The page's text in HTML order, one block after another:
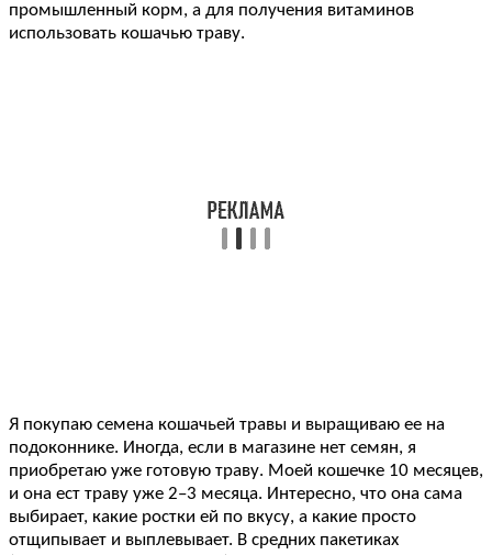
промышленный корм, а для получения витаминов
использовать кошачью траву.
Я покупаю семена кошачьей травы и выращиваю ее на
подоконнике. Иногда, если в магазине нет семян, я
приобретаю уже готовую траву. Моей кошечке 10 месяцев,
и она ест траву уже 2–3 месяца. Интересно, что она сама
выбирает, какие ростки ей по вкусу, а какие просто
отщипывает и выплевывает. В средних пакетиках